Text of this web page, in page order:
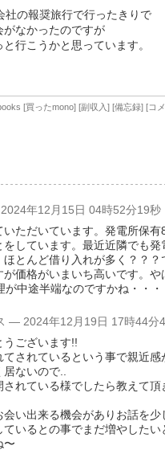
社の報奨旅行で行ったきりで
がなかったのですが
行こうかと思っています。
[買ったmono] [副収入 ] [備忘録] [コ
年12月15日 04時52分19秒
いただいています。発電所保
をしています。最近近隣でも
ほとんど借り入れが多く？？
が価格がいまいち高いです。
が中途半端なのですかね・・・
― 2024年12月19日 17時44分
うございます!!
てされているという事で親近感
居ないので..
されている様でしたら教えて頂
会い出来る機会がありお話を
ているとの事でまだ増やした
〜